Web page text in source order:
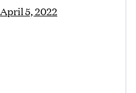
April 5, 2022